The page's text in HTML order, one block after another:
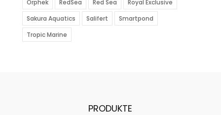
Orphek
RedSea Red Sea
Royal Exclusive
Sakura Aquatics
Salifert
Smartpond
Tropic Marine
PRODUKTE